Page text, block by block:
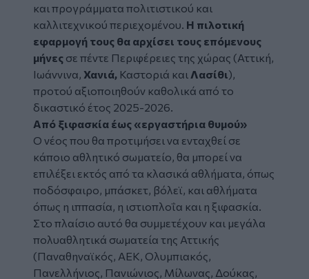
και προγράμματα πολιτιστικού και
καλλιτεχνικού περιεχομένου. Η πιλοτική
εφαρμογή τους θα αρχίσει τους επόμενους
μήνες σε πέντε Περιφέρειες της χώρας (Αττική,
Ιωάννινα, Χανιά, Καστοριά και Λασίθι),
προτού αξιοποιηθούν καθολικά από το
δικαστικό έτος 2025-2026.
Από ξιφασκία έως «εργαστήρια θυμού»
Ο νέος που θα προτιμήσει να ενταχθεί σε
κάποιο αθλητικό σωματείο, θα μπορεί να
επιλέξει εκτός από τα κλασικά αθλήματα, όπως
ποδόσφαιρο, μπάσκετ, βόλεϊ, και αθλήματα
όπως η ιππασία, η ιστιοπλοΐα και η ξιφασκία.
Στο πλαίσιο αυτό θα συμμετέχουν και μεγάλα
πολυαθλητικά σωματεία της Αττικής
(Παναθηναϊκός, ΑΕΚ, Ολυμπιακός,
Πανελλήνιος, Πανιώνιος, Μίλωνας, Δούκας,